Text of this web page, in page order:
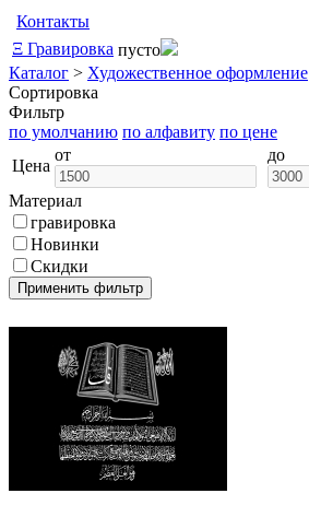
Контакты
Ξ Гравировка пусто
Каталог > Художественное оформление
Сортировка
Фильтр
по умолчанию по алфавиту по цене
Цена
от до
Материал
гравировка
Новинки
Скидки